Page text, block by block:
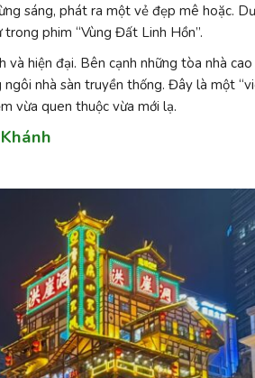
sáng, phát ra một vẻ đẹp mê hoặc.
trong phim “Vùng Đất Linh Hồn”.
hiện đại. Bên cạnh những tòa nhà
nhà sàn truyền thống. Đây là một
vừa quen thuộc vừa mới lạ.